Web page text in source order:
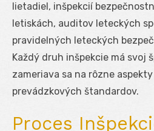
lietadiel, inšpekcií
letiskách, auditov leteckých
pravidelných leteckých
Každý druh inšpekcie má svoj
zameriava sa na rôzne
prevádzkových štandardov.
Proces